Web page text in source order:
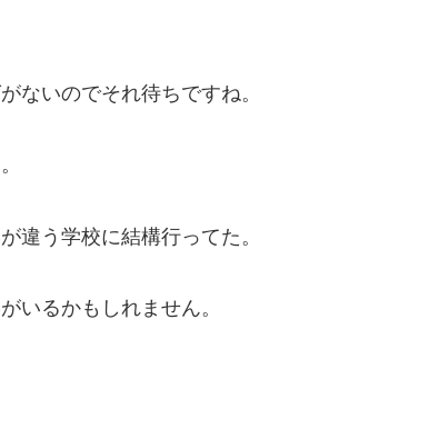
ないのでそれ待ちですね。
違う学校に結構行ってた。
いるかもしれません。